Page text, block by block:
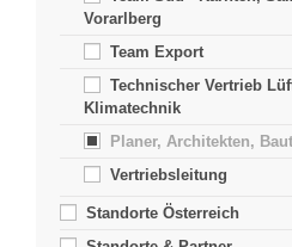
Vorarlberg
Team Export
Technischer Vertrieb
Klimatechnik
Planer, Architekten,
Vertriebsleitung
Standorte Österreich